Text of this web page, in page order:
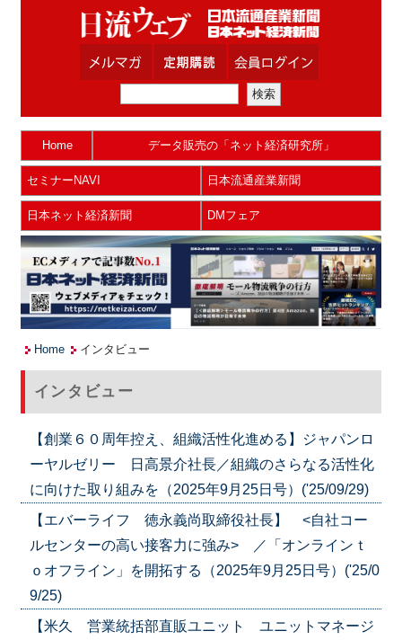
Home データ販売の「ネット経済研究所」
セミナーNAVI 日本流通産業新聞
日本ネット経済新聞 DMフェア
Home インタビュー
インタビュー
【創業６０周年控え、組織活性化進める】ジャパンロ
ーヤルゼリー 日高景介社長／組織のさらなる活性化
に向けた取り組みを（2025年9月25日号）('25/09/29)
【エバーライフ 徳永義尚取締役社長】 <自社コー
ルセンターの高い接客力に強み> ／「オンラインｔ
ｏオフライン」を開拓する（2025年9月25日号）('25/0
9/25)
【米久 営業統括部直販ユニット ユニットマネージ